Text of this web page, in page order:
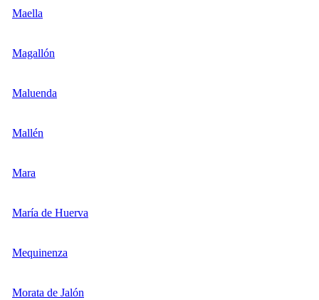
Maella
Magallón
Maluenda
Mallén
Mara
María de Huerva
Mequinenza
Morata de Jalón